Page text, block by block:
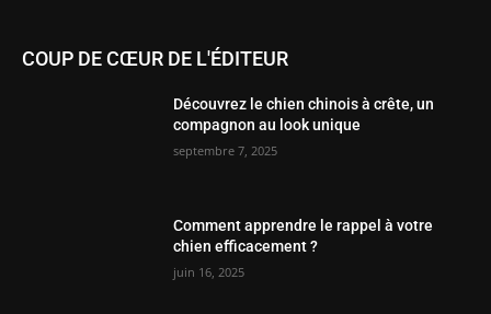
COUP DE CŒUR DE L'ÉDITEUR
Découvrez le chien chinois à crête, un
compagnon au look unique
septembre 7, 2025
Comment apprendre le rappel à votre
chien efficacement ?
juin 16, 2025